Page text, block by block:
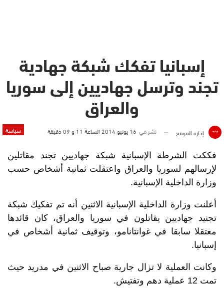
إسبانيا تفكك شبكة جهادية
تجند وترسل جهاديين إلى سوريا
والعراق
سياسة إدارة الموقع نشر في 16 يونيو 2014 الساعة 11 و 09 دقيقة
فككت الشرطة الإسبانية شبكة جهاديين تجند مقاتلين
لإرسالهم لسوريا والعراق واعتقلت ثمانية أشخاص حسب
وزارة الداخلية الإسبانية.
أعلنت وزارة الداخلية الإسبانية الاثنين أنه تم تفكيك شبكة
تجنيد جهاديين يقاتلون في سوريا والعراق، كان قائدها
معتقلا سابقا في غوانتانامو، وتوقيف ثمانية أشخاص في
إسبانيا.
وكانت العملية لا تزال جارية صباح الاثنين في مدريد حيث
تمت 12 عملية دهم وتفتيش.